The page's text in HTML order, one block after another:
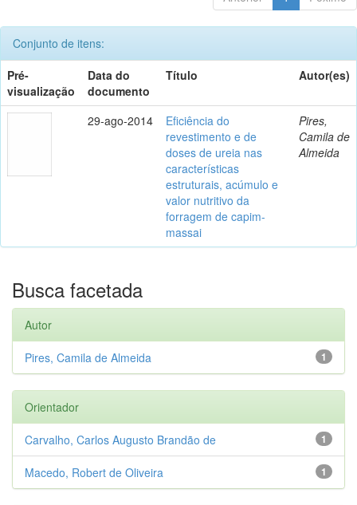
Conjunto de itens:
Pré-
visualização
Data do
documento
Título Autor(es)
29-ago-2014
Eficiência do
revestimento e de
doses de ureia nas
características
estruturais, acúmulo e
valor nutritivo da
forragem de capim-
massai
Pires,
Camila de
Almeida
Busca facetada
Autor
1
Pires, Camila de Almeida
Orientador
1
Carvalho, Carlos Augusto Brandão de
1
Macedo, Robert de Oliveira